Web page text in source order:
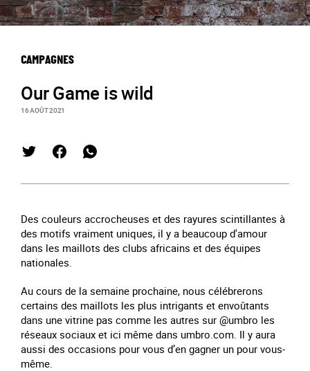
CAMPAGNES
Our Game is wild
16 AOÛT 2021
Des couleurs accrocheuses et des rayures scintillantes à
des motifs vraiment uniques, il y a beaucoup d'amour
dans les maillots des clubs africains et des équipes
nationales.
Au cours de la semaine prochaine, nous célébrerons
certains des maillots les plus intrigants et envoûtants
dans une vitrine pas comme les autres sur @umbro les
réseaux sociaux et ici même dans umbro.com. Il y aura
aussi des occasions pour vous d’en gagner un pour vous-
même.